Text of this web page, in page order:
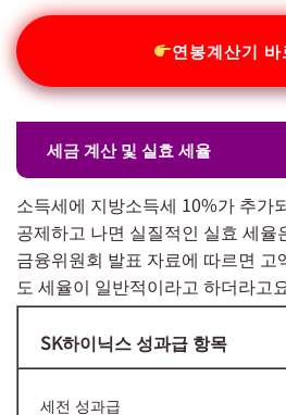
연봉계산기 바
세금 계산 및 실효 세율
소득세에 지방소득세 10%가 추가
공제하고 나면 실질적인 실효 세
금융위원회 발표 자료에 따르면 고
도 세율이 일반적이라고 하더라고
SK하이닉스 성과급 항목
세전 성과급